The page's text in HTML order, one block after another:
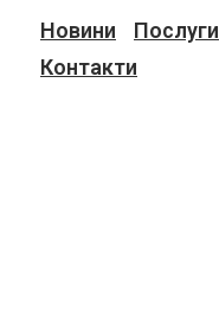
Новини Послуги
Контакти